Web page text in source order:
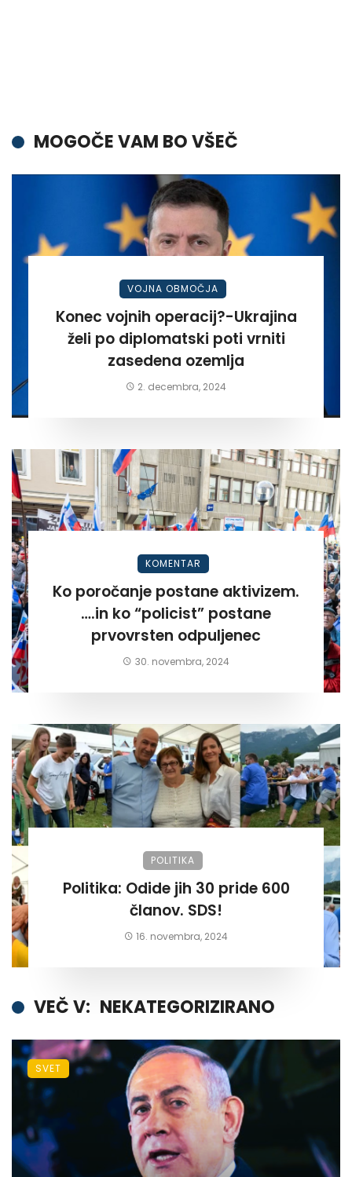
MOGOČE VAM BO VŠEČ
VOJNA OBMOČJA
Konec vojnih operacij?-Ukrajina
želi po diplomatski poti vrniti
zasedena ozemlja
2. decembra, 2024
KOMENTAR
Ko poročanje postane aktivizem.
….in ko “policist” postane
prvovrsten odpuljenec
30. novembra, 2024
POLITIKA
Politika: Odide jih 30 pride 600
članov. SDS!
16. novembra, 2024
VEČ V: NEKATEGORIZIRANO
SVET